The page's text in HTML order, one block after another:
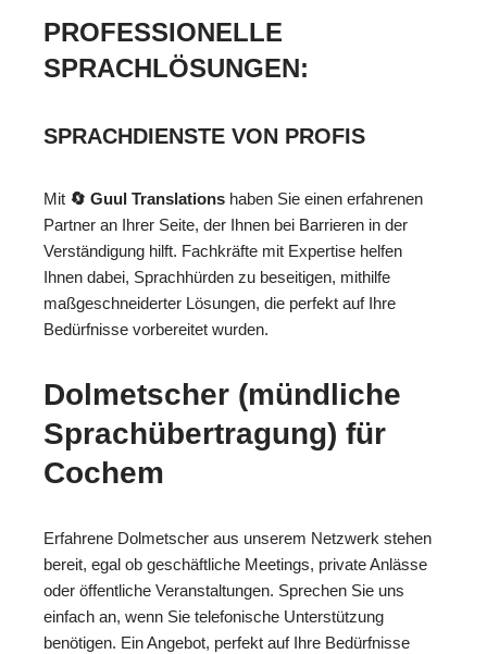
PROFESSIONELLE
SPRACHLÖSUNGEN:
SPRACHDIENSTE VON PROFIS
Mit 🔄 Guul Translations haben Sie einen erfahrenen
Partner an Ihrer Seite, der Ihnen bei Barrieren in der
Verständigung hilft. Fachkräfte mit Expertise helfen
Ihnen dabei, Sprachhürden zu beseitigen, mithilfe
maßgeschneiderter Lösungen, die perfekt auf Ihre
Bedürfnisse vorbereitet wurden.
Dolmetscher (mündliche
Sprachübertragung) für
Cochem
Erfahrene Dolmetscher aus unserem Netzwerk stehen
bereit, egal ob geschäftliche Meetings, private Anlässe
oder öffentliche Veranstaltungen. Sprechen Sie uns
einfach an, wenn Sie telefonische Unterstützung
benötigen. Ein Angebot, perfekt auf Ihre Bedürfnisse